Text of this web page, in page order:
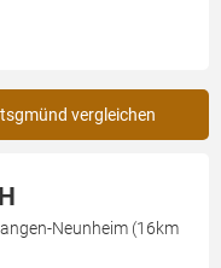
vergleichen
Neunheim (16km